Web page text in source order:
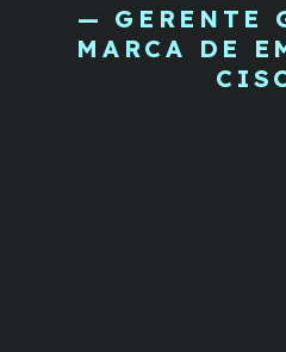
— GERENTE
MARCA DE